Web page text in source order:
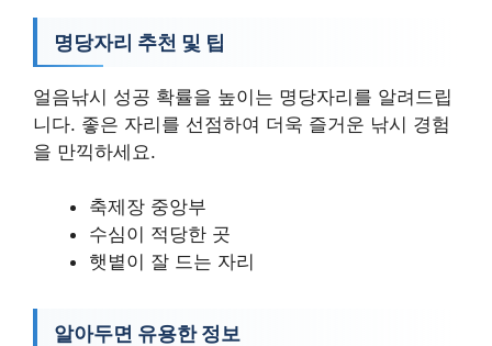
명당자리 추천 및 팁
얼음낚시 성공 확률을 높이는 명당자리를 알려드립
니다. 좋은 자리를 선점하여 더욱 즐거운 낚시 경험
을 만끽하세요.
축제장 중앙부
수심이 적당한 곳
햇볕이 잘 드는 자리
알아두면 유용한 정보